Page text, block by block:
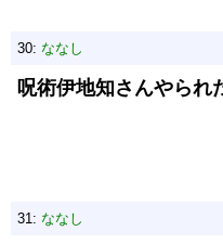
30: ななし
呪術伊地知さんやられ
31: ななし